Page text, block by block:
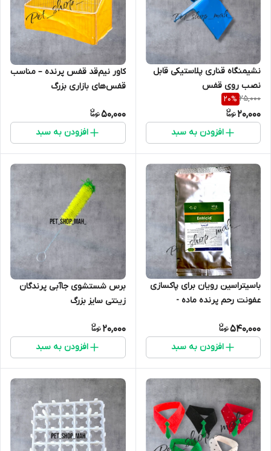
نشیمنگاه قناری پلاستیکی قابل
نصب روی قفس
25,000
20%
20,000
افزودن به سبد
کاور نیم‌قد قفس پرنده – مناسب
قفس‌های بازاری بزرگ
50,000
افزودن به سبد
باسیتراسین رویان برای پاکسازی
عفونت رحم پرنده ماده -
540,000
افزودن به سبد
برس شستشوی جاآبی پرندگان
زینتی سایز بزرگ
20,000
افزودن به سبد